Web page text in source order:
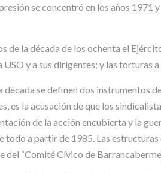
se concentró en los años
de la década de los ochenta el
USO y a sus dirigentes; y las torturas
década se definen dos instrumentos
es la acusación de que los
de la acción encubierta y la
todo a partir de 1985. Las
del “Comité Cívico de